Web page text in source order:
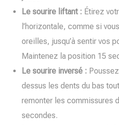
Le sourire liftant : Étirez
l’horizontale, comme si
oreilles, jusqu’à sentir vos
Maintenez la position 15
Le sourire inversé :
dessus les dents du bas
remonter les commissures
secondes.